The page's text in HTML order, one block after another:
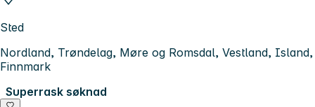
Sted
Nordland, Trøndelag, Møre og Romsdal, Vestland, Island,
Finnmark
Superrask søknad